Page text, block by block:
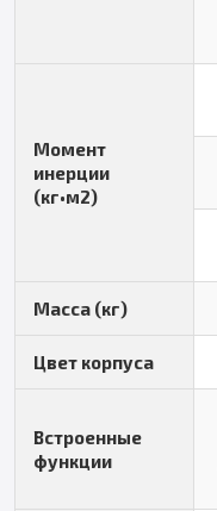
Момент
инерции
(кг•м2)
Масса (кг)
Цвет корпуса
Встроенные
функции